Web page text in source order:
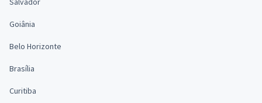
Goiânia
Belo Horizonte
Brasília
Curitiba